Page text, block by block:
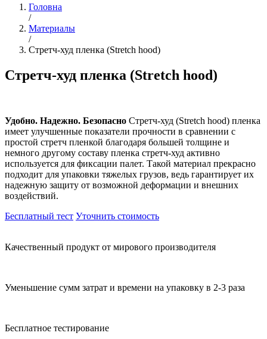
Головна
/
Материалы
/
Стретч-худ пленка (Stretch hood)
Стретч-худ пленка (Stretch hood)
Удобно. Надежно. Безопасно Стретч-худ (Stretch hood) пленка
имеет улучшенные показатели прочности в сравнении с
простой стретч пленкой благодаря большей толщине и
немного другому составу пленка стретч-худ активно
используется для фиксации палет. Такой материал прекрасно
подходит для упаковки тяжелых грузов, ведь гарантирует их
надежную защиту от возможной деформации и внешних
воздействий.
Бесплатный тест Уточнить стоимость
Качественный продукт от мирового производителя
Уменьшение сумм затрат и времени на упаковку в 2-3 раза
Бесплатное тестирование